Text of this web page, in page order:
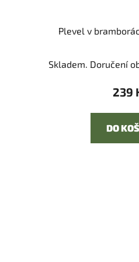
Plevel v
Skladem. Doručení
239
DO